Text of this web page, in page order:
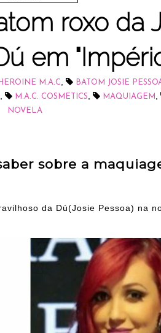
roxo da
em
M.A.C BATOM JOSIE
M.A.C. COSMETICS MAQUIAGEM
NOVELA
sobre a
da Dú(Josie Pessoa) na